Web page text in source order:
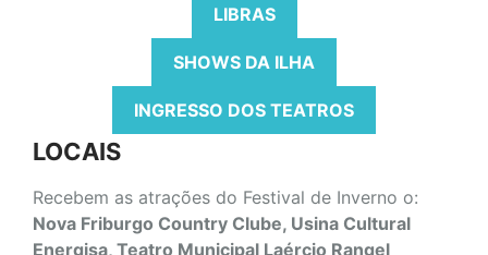
LIBRAS
SHOWS DA ILHA
INGRESSO DOS TEATROS
LOCAIS
Recebem as atrações do Festival de Inverno o:
Nova Friburgo Country Clube, Usina Cultural
Energisa, Teatro Municipal Laércio Rangel